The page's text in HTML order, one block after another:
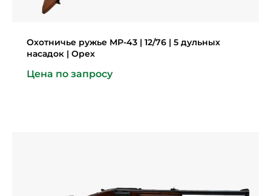
Охотничье ружье МР-43 | 12/76 | 5 дульных
насадок | Орех
Цена по запросу